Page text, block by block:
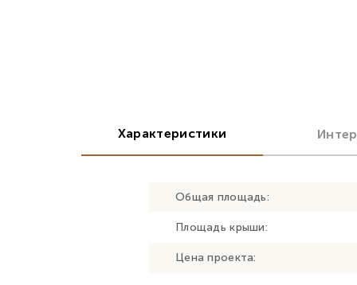
Характеристики
Общая площадь:
Площадь крыши:
Цена проекта: